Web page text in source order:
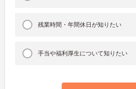
残業時間・年間休日が知りたい
手当や福利厚生について知りたい